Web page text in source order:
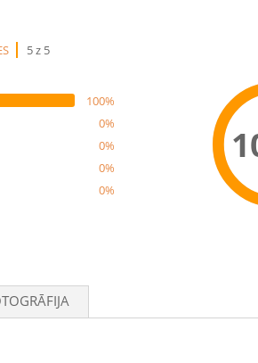
5 z 5
100%
0%
0%
0%
0%